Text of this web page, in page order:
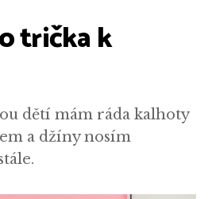
trička k
dětí mám ráda kalhoty
a džíny nosím